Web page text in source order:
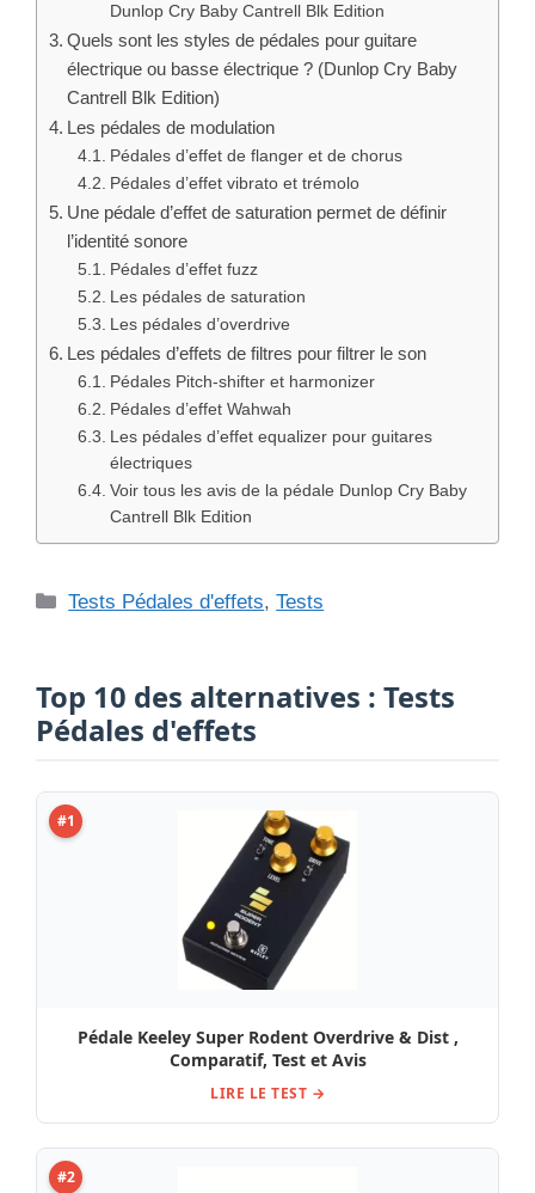
Dunlop Cry Baby Cantrell Blk Edition
Quels sont les styles de pédales pour guitare
électrique ou basse électrique ? (Dunlop Cry Baby
Cantrell Blk Edition)
Les pédales de modulation
Pédales d’effet de flanger et de chorus
Pédales d’effet vibrato et trémolo
Une pédale d’effet de saturation permet de définir
l’identité sonore
Pédales d’effet fuzz
Les pédales de saturation
Les pédales d’overdrive
Les pédales d’effets de filtres pour filtrer le son
Pédales Pitch-shifter et harmonizer
Pédales d’effet Wahwah
Les pédales d’effet equalizer pour guitares
électriques
Voir tous les avis de la pédale Dunlop Cry Baby
Cantrell Blk Edition
Catégories
Tests Pédales d'effets,Tests
Top 10 des alternatives : Tests
Pédales d'effets
#1
Pédale Keeley Super Rodent Overdrive & Dist ,
Comparatif, Test et Avis
LIRE LE TEST →
#2